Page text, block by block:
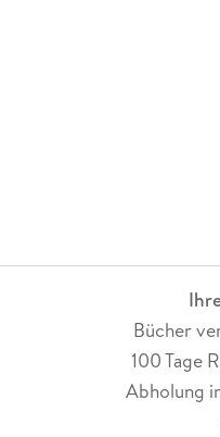
Bücher
100 Tage
Abholung